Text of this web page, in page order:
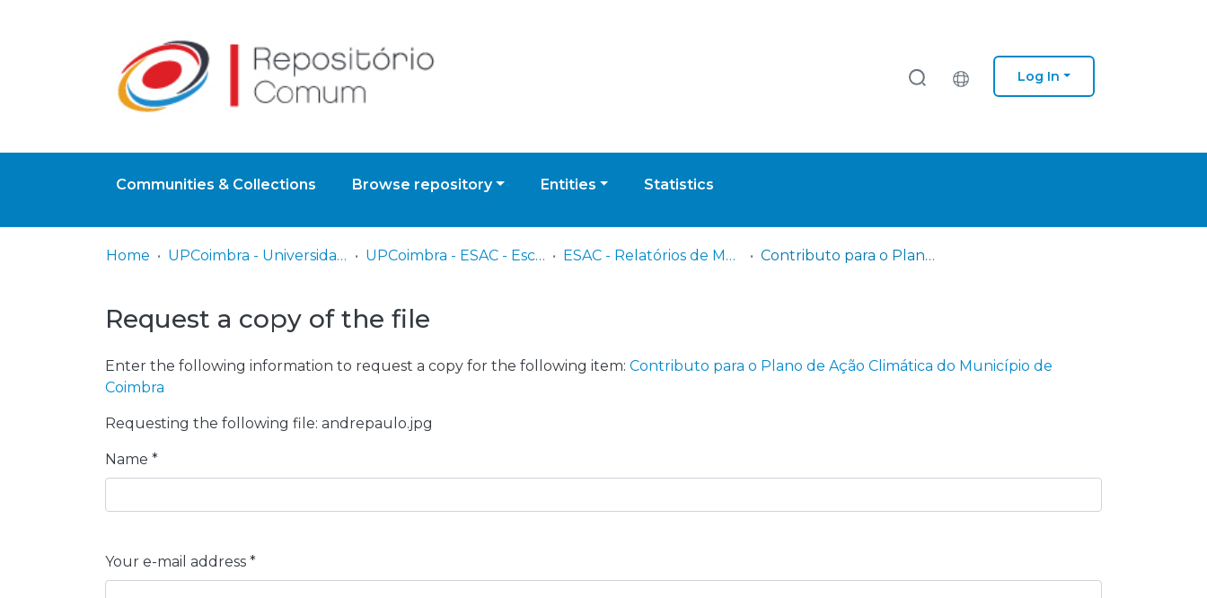
Log In
Communities & Collections Browse repository Entities Statistics
Home UPCoimbra - Universidade Politécnica de Coimbra UPCoimbra - ESAC - Escola Superior Agrária de Coimbra ESAC - Relatórios de Mestrado Contributo para o Plano de Ação Climática do Município de Coimbra
Request a copy of the file
Enter the following information to request a copy for the following item: Contributo para o Plano de Ação Climática do Município de
Coimbra
Requesting the following file: andrepaulo.jpg
Name *
Your e-mail address *